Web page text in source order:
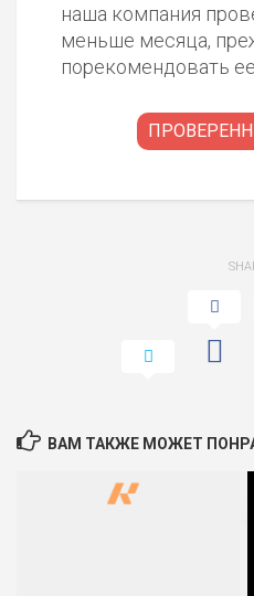
наша компания
меньше месяца,
порекомендовать
ВАМ ТАКЖЕ МОЖЕТ